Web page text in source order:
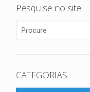
Pesquise no site
CATEGORIAS